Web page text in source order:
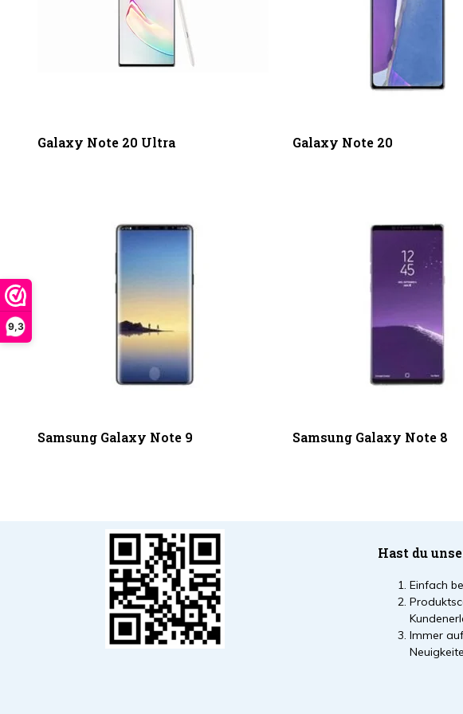
9,3
Galaxy Note 20 Ultra Galaxy Note 20
Samsung Galaxy Note 9 Samsung Galaxy Note 8
Hast du
Einfach
Immer